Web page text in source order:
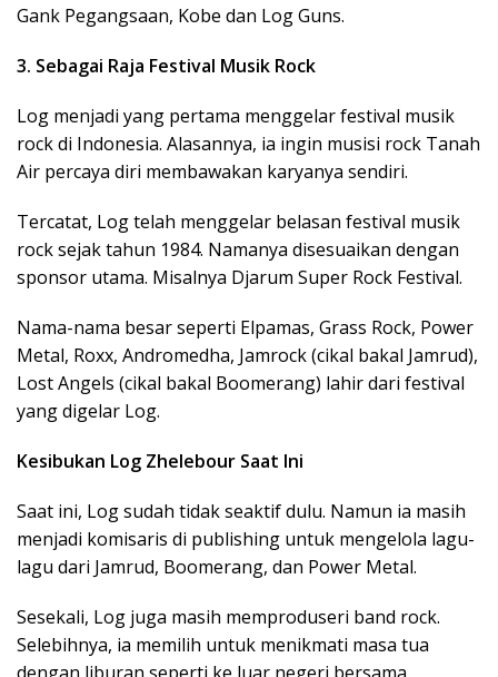
Gank Pegangsaan, Kobe dan Log Guns.
3. Sebagai Raja Festival Musik Rock
Log menjadi yang pertama menggelar festival musik
rock di Indonesia. Alasannya, ia ingin musisi rock Tanah
Air percaya diri membawakan karyanya sendiri.
Tercatat, Log telah menggelar belasan festival musik
rock sejak tahun 1984. Namanya disesuaikan dengan
sponsor utama. Misalnya Djarum Super Rock Festival.
Nama-nama besar seperti Elpamas, Grass Rock, Power
Metal, Roxx, Andromedha, Jamrock (cikal bakal Jamrud),
Lost Angels (cikal bakal Boomerang) lahir dari festival
yang digelar Log.
Kesibukan Log Zhelebour Saat Ini
Saat ini, Log sudah tidak seaktif dulu. Namun ia masih
menjadi komisaris di publishing untuk mengelola lagu-
lagu dari Jamrud, Boomerang, dan Power Metal.
Sesekali, Log juga masih memproduseri band rock.
Selebihnya, ia memilih untuk menikmati masa tua